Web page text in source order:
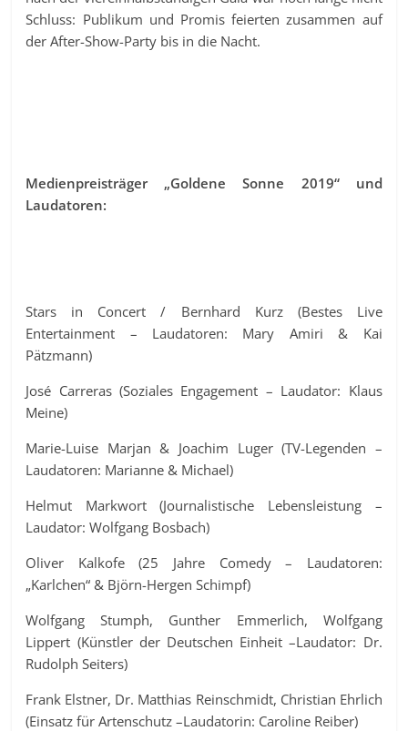
Schluss: Publikum und Promis feierten zusammen auf
der After-Show-Party bis in die Nacht.
Medienpreisträger „Goldene Sonne 2019“ und
Laudatoren:
Stars in Concert / Bernhard Kurz (Bestes Live
Entertainment – Laudatoren: Mary Amiri & Kai
Pätzmann)
José Carreras (Soziales Engagement – Laudator: Klaus
Meine)
Marie-Luise Marjan & Joachim Luger (TV-Legenden –
Laudatoren: Marianne & Michael)
Helmut Markwort (Journalistische Lebensleistung –
Laudator: Wolfgang Bosbach)
Oliver Kalkofe (25 Jahre Comedy – Laudatoren:
„Karlchen“ & Björn-Hergen Schimpf)
Wolfgang Stumph, Gunther Emmerlich, Wolfgang
Lippert (Künstler der Deutschen Einheit –Laudator: Dr.
Rudolph Seiters)
Frank Elstner, Dr. Matthias Reinschmidt, Christian Ehrlich
(Einsatz für Artenschutz –Laudatorin: Caroline Reiber)